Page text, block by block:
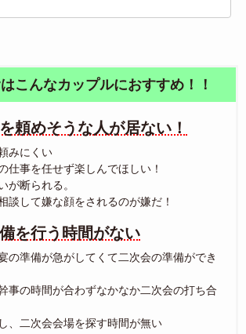
こんなカップルにおすすめ！！
頼めそうな人が居ない！
みにくい
仕事を任せず楽しんでほしい！
断られる。
談して嫌な顔をされるのが嫌だ！
を行う時間がない
の準備が急がしてくて二次会の準備ができ
事の時間が合わずなかなか二次会の打ち合
、二次会会場を探す時間が無い